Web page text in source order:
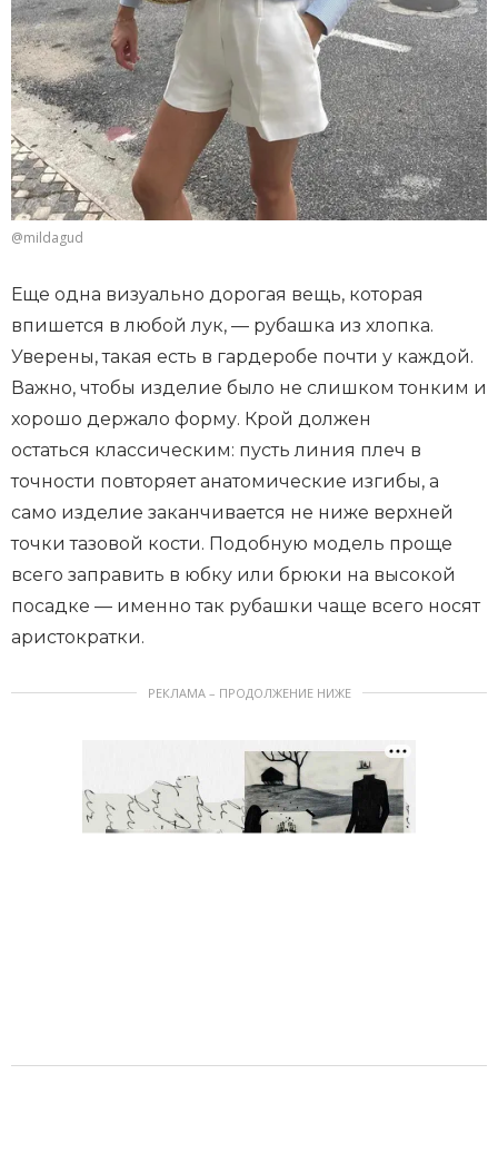
@mildagud
Еще одна визуально дорогая вещь, которая
впишется в любой лук, — рубашка из хлопка.
Уверены, такая есть в гардеробе почти у каждой.
Важно, чтобы изделие было не слишком тонким и
хорошо держало форму. Крой должен
остаться классическим: пусть линия плеч в
точности повторяет анатомические изгибы, а
само изделие заканчивается не ниже верхней
точки тазовой кости. Подобную модель проще
всего заправить в юбку или брюки на высокой
посадке — именно так рубашки чаще всего носят
аристократки.
РЕКЛАМА – ПРОДОЛЖЕНИЕ НИЖЕ